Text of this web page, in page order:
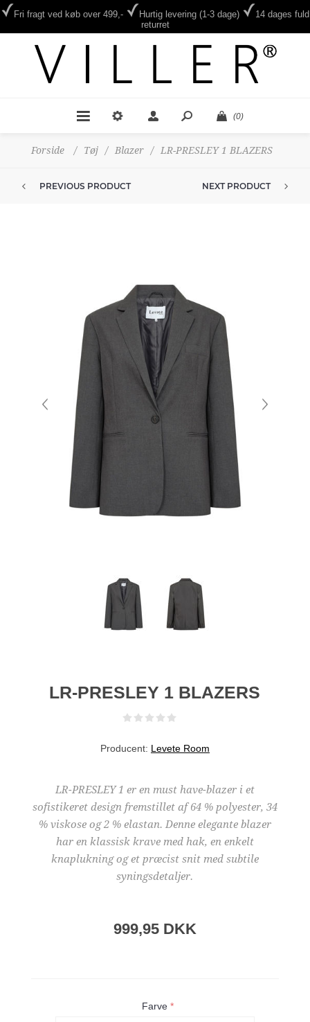
Fri fragt ved køb over 499,- Hurtig levering (1-3 dage)
14 dages fuld
returret
(0)
Forside / Tøj / Blazer / LR-PRESLEY 1 BLAZERS
PREVIOUS PRODUCT NEXT PRODUCT
LR-PRESLEY 1 BLAZERS
Producent: Levete Room
LR-PRESLEY 1 er en must have-blazer i et
sofistikeret design fremstillet af 64 % polyester, 34
% viskose og 2 % elastan. Denne elegante blazer
har en klassisk krave med hak, en enkelt
knaplukning og et præcist snit med subtile
syningsdetaljer.
999,95 DKK
Farve *